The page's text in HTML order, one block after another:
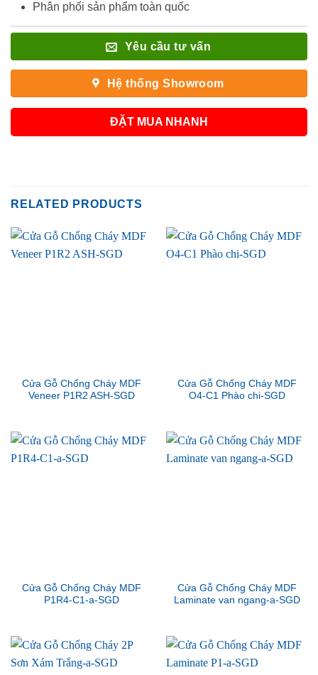
Phân phối sản phẩm toàn quốc
Yêu cầu tư vấn
Hệ thống Showroom
ĐẶT MUA NHANH
RELATED PRODUCTS
Cửa Gỗ Chống Cháy MDF
Veneer P1R2 ASH-SGD
Cửa Gỗ Chống Cháy MDF
O4-C1 Phào chi-SGD
Cửa Gỗ Chống Cháy MDF
P1R4-C1-a-SGD
Cửa Gỗ Chống Cháy MDF
Laminate van ngang-a-SGD